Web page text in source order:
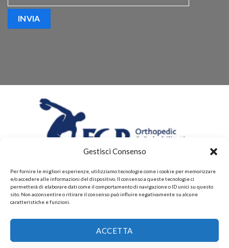
Gestisci Consenso
Per fornire le migliori esperienze, utilizziamo tecnologie come i cookie per memorizzare
e/o accedere alle informazioni del dispositivo. Il consenso a queste tecnologie ci
permetterà di elaborare dati come il comportamento di navigazione o ID unici su questo
sito. Non acconsentire o ritirare il consenso può influire negativamente su alcune
caratteristiche e funzioni.
ACCETTA
POLITICHE DI RESI E DI RIMBORSI